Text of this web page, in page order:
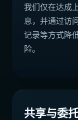
我们仅在达成
息，并通过访
记录等方式降
险。
共享与委